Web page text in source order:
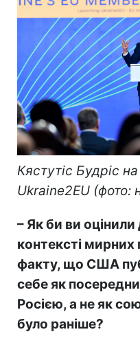
Кястутіс Будріс
Ukraine2EU (фото:
– Як би ви
контексті мирних
факту, що США
себе як
Росією, а не як
було раніше?